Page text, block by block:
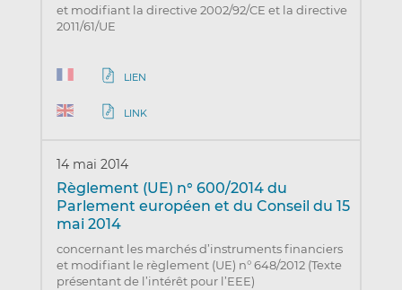
et modifiant la directive 2002/92/CE et la directive
2011/61/UE
LIEN
LINK
14 mai 2014
Règlement (UE) n° 600/2014 du
Parlement européen et du Conseil du 15
mai 2014
concernant les marchés d’instruments financiers
et modifiant le règlement (UE) n° 648/2012 (Texte
présentant de l’intérêt pour l’EEE)